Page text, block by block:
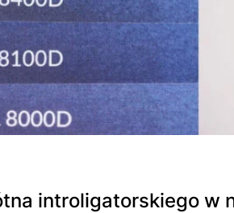
introligatorskiego w